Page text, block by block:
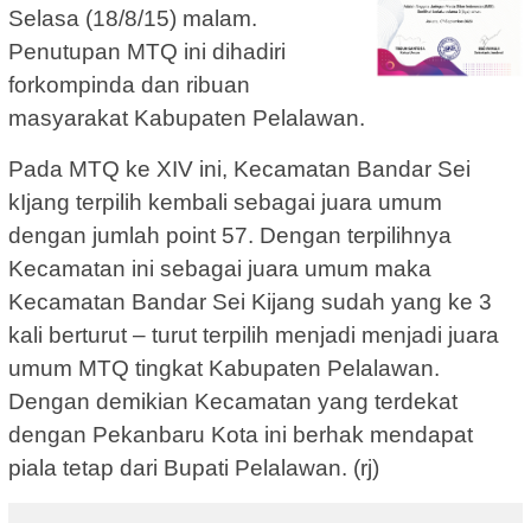
Selasa (18/8/15) malam.
Penutupan MTQ ini dihadiri
forkompinda dan ribuan
masyarakat Kabupaten Pelalawan.
Pada MTQ ke XIV ini, Kecamatan Bandar Sei
kIjang terpilih kembali sebagai juara umum
dengan jumlah point 57. Dengan terpilihnya
Kecamatan ini sebagai juara umum maka
Kecamatan Bandar Sei Kijang sudah yang ke 3
kali berturut – turut terpilih menjadi menjadi juara
umum MTQ tingkat Kabupaten Pelalawan.
Dengan demikian Kecamatan yang terdekat
dengan Pekanbaru Kota ini berhak mendapat
piala tetap dari Bupati Pelalawan. (rj)